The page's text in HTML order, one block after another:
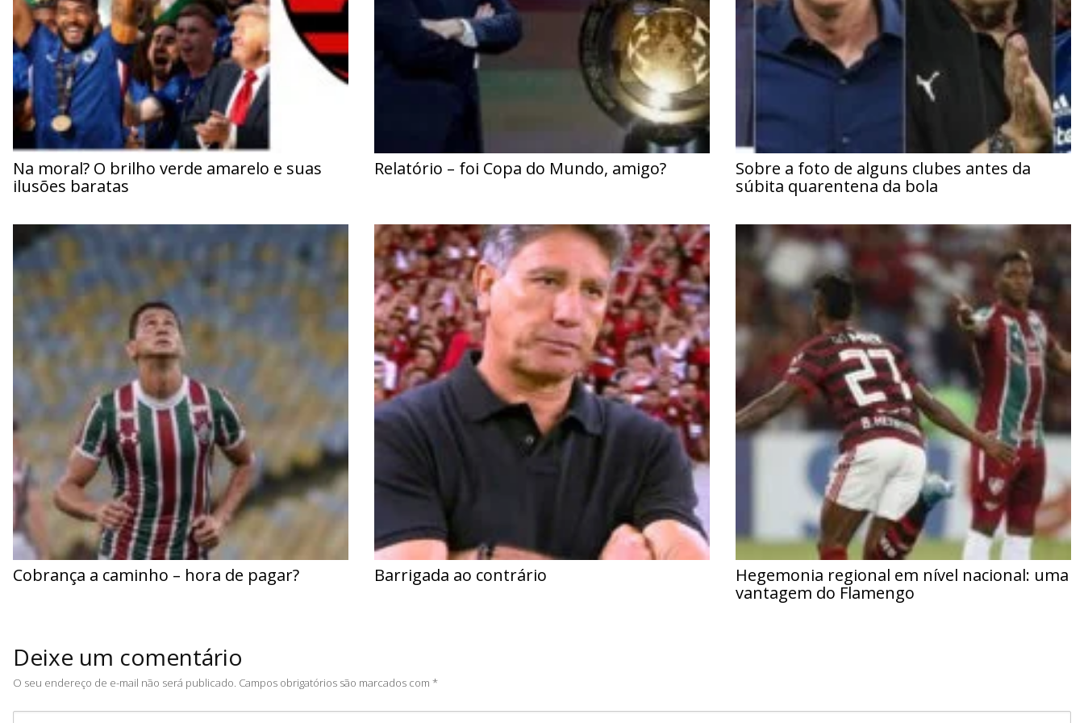
Na moral? O brilho verde amarelo e suas
ilusões baratas
Relatório – foi Copa do Mundo, amigo?
Sobre a foto de alguns clubes antes da
súbita quarentena da bola
Cobrança a caminho – hora de pagar? Barrigada ao contrário
Hegemonia regional em nível nacional: uma
vantagem do Flamengo
Deixe um comentário
O seu endereço de e-mail não será publicado. Campos obrigatórios são marcados com *